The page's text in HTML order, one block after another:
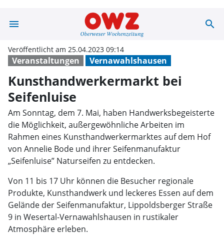
menu search
Veranstaltungen Vernawahlshausen
Veröffentlicht am 25.04.2023 09:14
Kunsthandwerkermarkt bei
Seifenluise
Am Sonntag, dem 7. Mai, haben Handwerksbegeisterte
die Möglichkeit, außergewöhnliche Arbeiten im
Rahmen eines Kunsthandwerkermarktes auf dem Hof
von Annelie Bode und ihrer Seifenmanufaktur
„Seifenluise” Naturseifen zu entdecken.
Von 11 bis 17 Uhr können die Besucher regionale
Produkte, Kunsthandwerk und leckeres Essen auf dem
Gelände der Seifenmanufaktur, Lippoldsberger Straße
9 in Wesertal-Vernawahlshausen in rustikaler
Atmosphäre erleben.